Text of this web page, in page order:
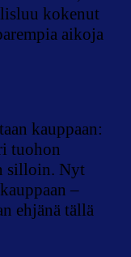
kokenut
aikoja
kauppaan:
tuohon
silloin. Nyt
–
ehjänä tällä